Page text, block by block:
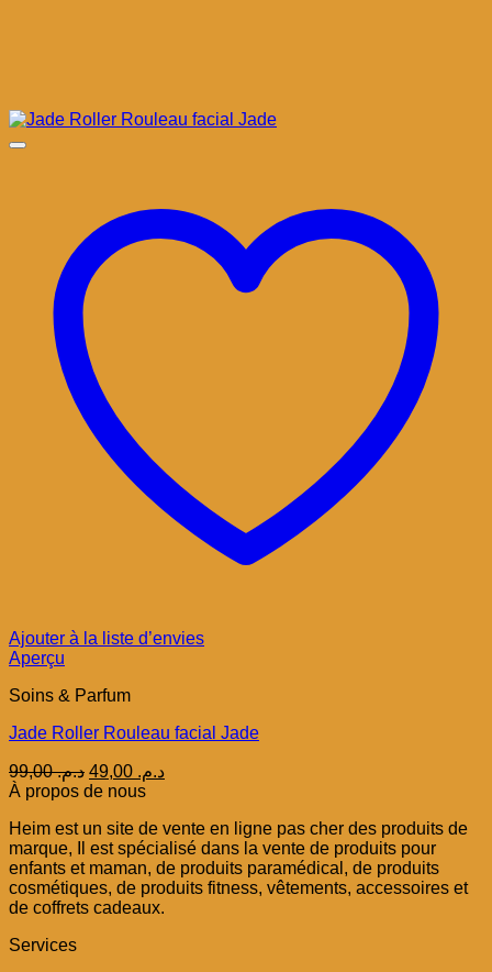
Ajouter à la liste d’envies
Aperçu
Soins & Parfum
Jade Roller Rouleau facial Jade
د.م.99,00
Le
prix
était :
د.م. 99,00.
د.م.Le
est :
À propos de nous
Heim est un site de vente en ligne pas cher des produits de
marque, Il est spécialisé dans la vente de produits pour
enfants et maman, de produits paramédical, de produits
cosmétiques, de produits fitness, vêtements, accessoires et
de coffrets cadeaux.
Services